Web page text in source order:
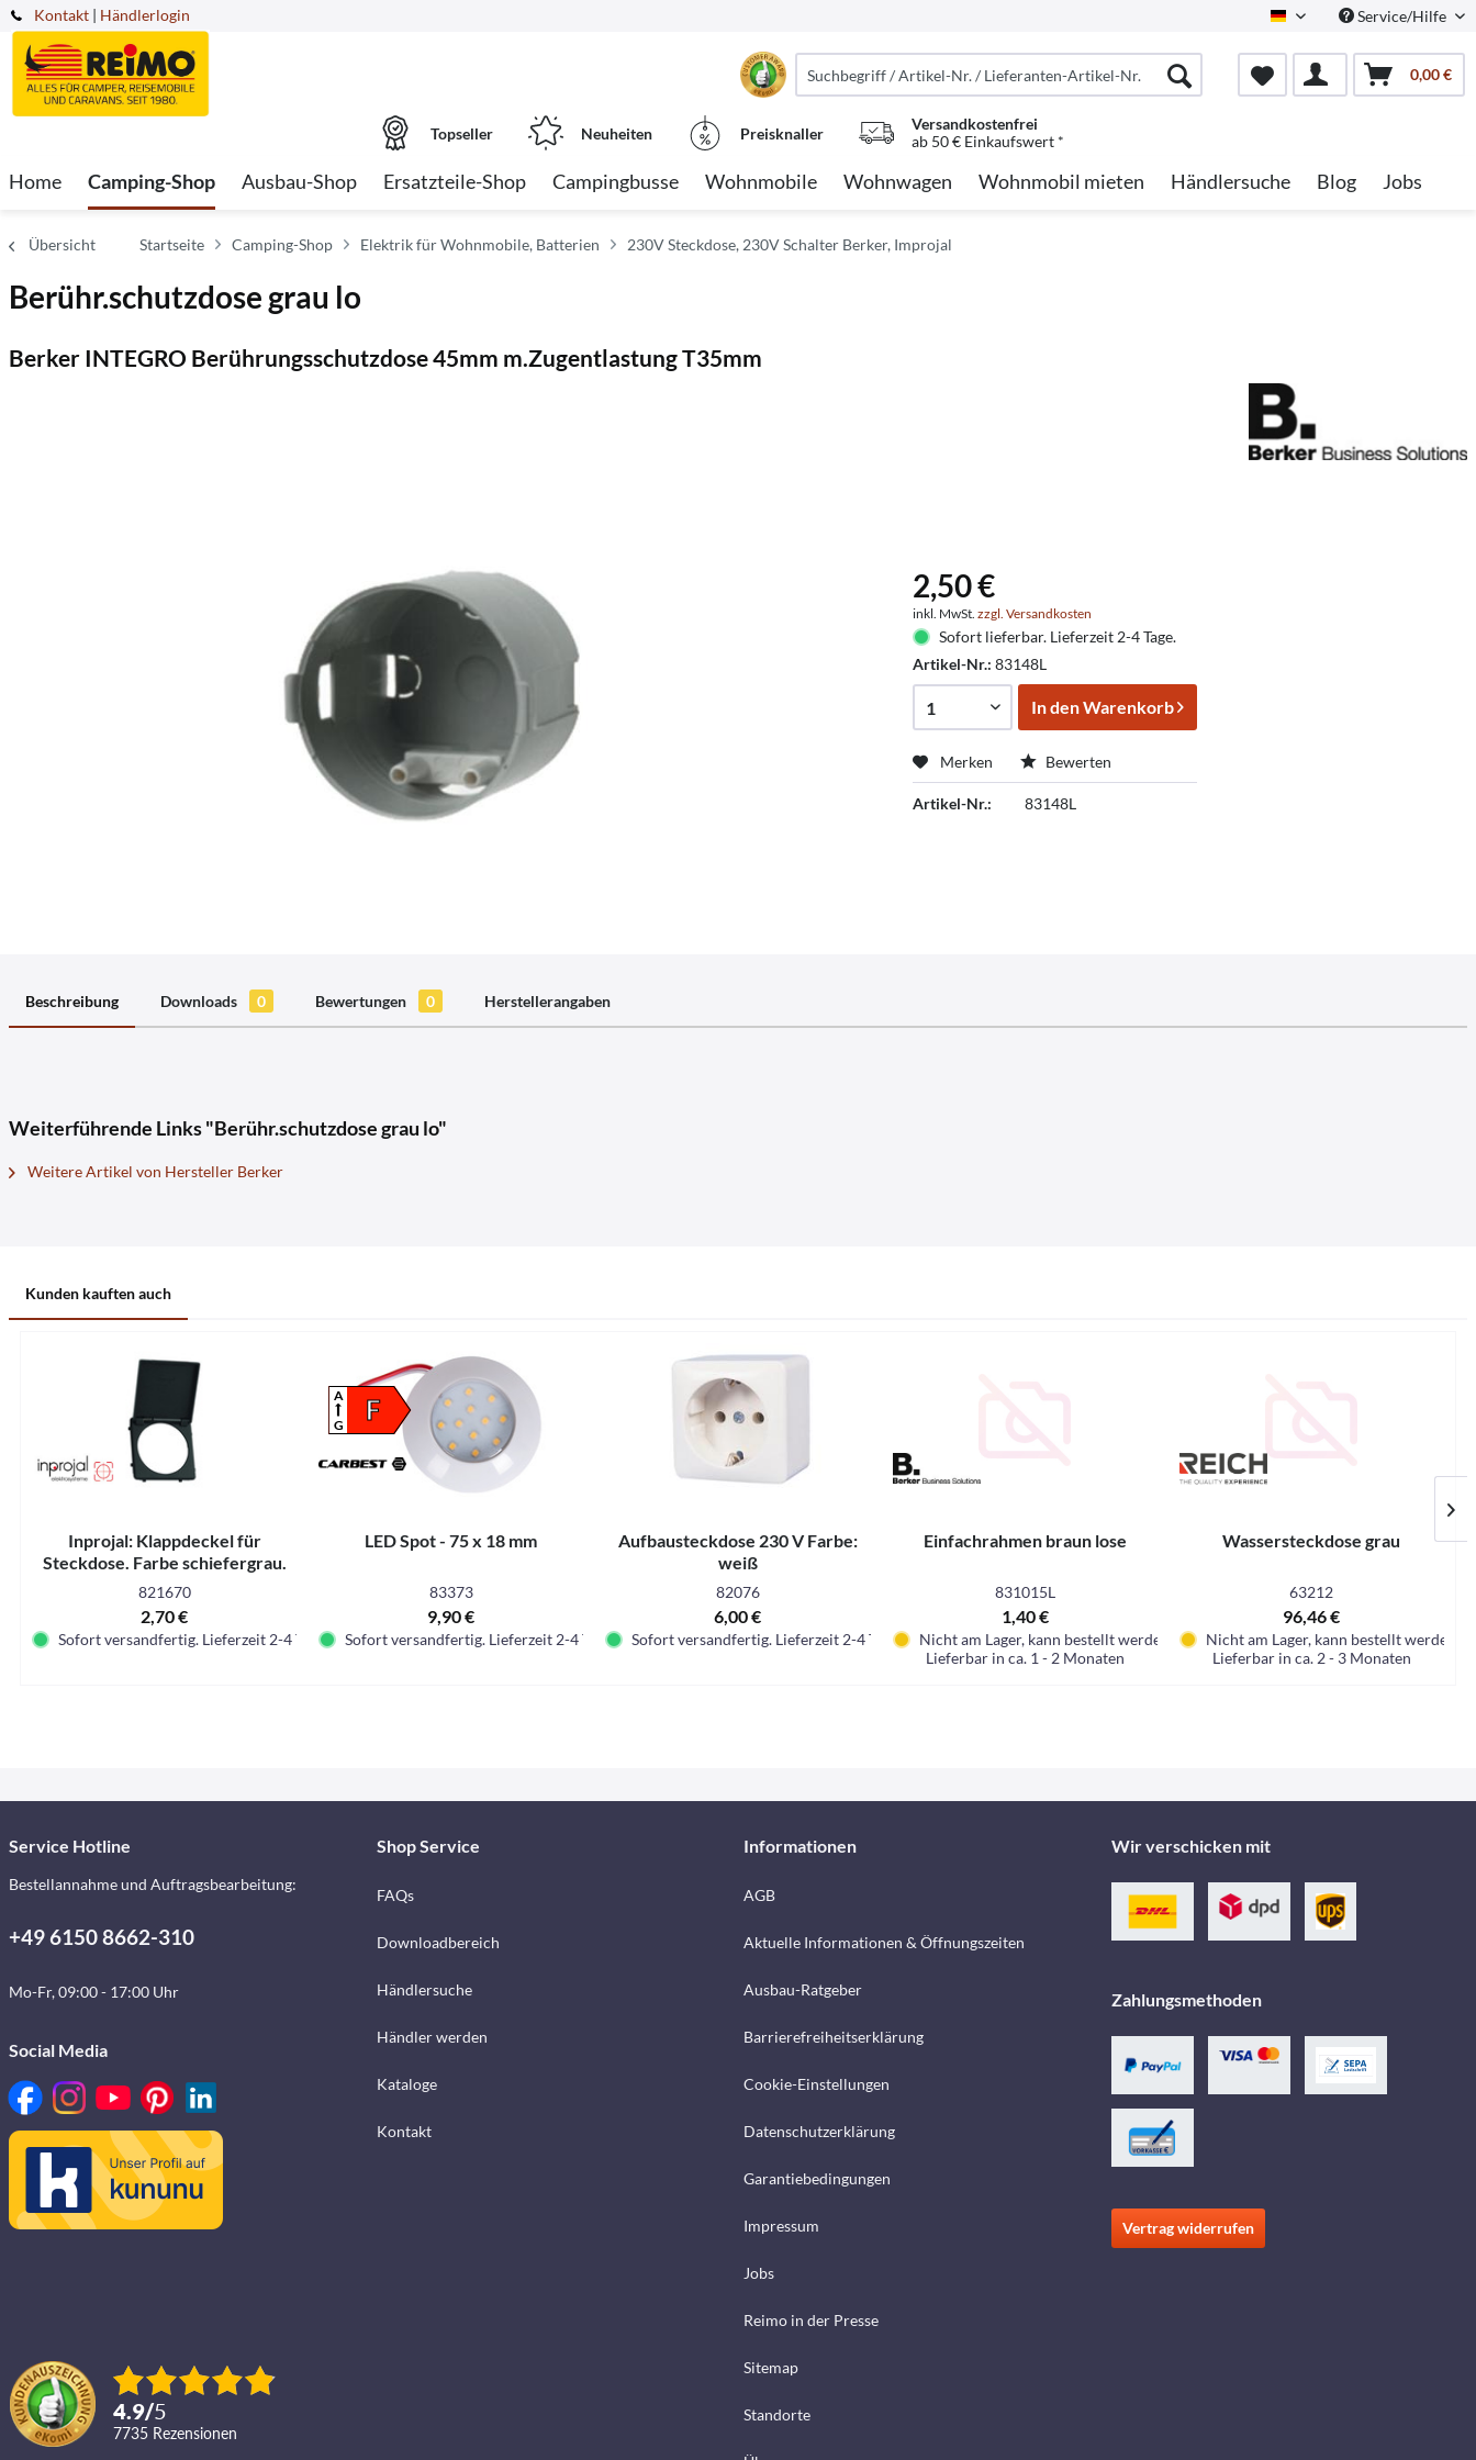
Kontakt German Service/Hilfe
| Händlerlogin
0,00 €
Topseller Neuheiten Preisknaller
Versandkostenfrei
ab 50 € Einkaufswert *
Home Camping-Shop Ausbau-Shop Ersatzteile-Shop Campingbusse Wohnmobile Wohnwagen Wohnmobil mieten Händlersuche Blog Jobs
Übersicht Startseite Camping-Shop Elektrik für Wohnmobile, Batterien 230V Steckdose, 230V Schalter Berker, Improjal
Berühr.schutzdose grau lo
Berker INTEGRO Berührungsschutzdose 45mm m.Zugentlastung T35mm
2,50 €
inkl. MwSt.zzgl. Versandkosten
Sofort lieferbar. Lieferzeit 2-4 Tage.
Artikel-Nr.:83148L
In denWarenkorb
Merken Bewerten
Artikel-Nr.: 83148L
Beschreibung Downloads 0 Bewertungen 0 Herstellerangaben
Weiterführende Links "Berühr.schutzdose grau lo"
Weitere Artikel von Hersteller Berker
Kunden kauften auch
Inprojal: Klappdeckel für
Steckdose. Farbe schiefergrau.
SB-verpackt
821670
2,70 €
Sofort versandfertig. Lieferzeit 2-4 Tage.
F
A
G
LED Spot - 75 x 18 mm
83373
9,90 €
Sofort versandfertig. Lieferzeit 2-4 Tage.
Aufbausteckdose 230 V Farbe:
weiß
82076
6,00 €
Sofort versandfertig. Lieferzeit 2-4 Tage.
Einfachrahmen braun lose
831015L
1,40 €
Nicht am Lager, kann bestellt werden
Lieferbar in ca. 1 - 2 Monaten
Wassersteckdose grau
63212
96,46 €
Nicht am Lager, kann bestellt werden
Lieferbar in ca. 2 - 3 Monaten
Service Hotline
Bestellannahme und Auftragsbearbeitung:
+49 6150 8662-310
Mo-Fr, 09:00 - 17:00 Uhr
Social Media
4.9/5
7735 Rezensionen
Shop Service
FAQs
Downloadbereich
Händlersuche
Händler werden
Kataloge
Kontakt
Informationen
AGB
Aktuelle Informationen & Öffnungszeiten
Ausbau-Ratgeber
Barrierefreiheitserklärung
Cookie-Einstellungen
Datenschutzerklärung
Garantiebedingungen
Impressum
Jobs
Reimo in der Presse
Sitemap
Standorte
Wir verschicken mit
Zahlungsmethoden
Vertrag widerrufen